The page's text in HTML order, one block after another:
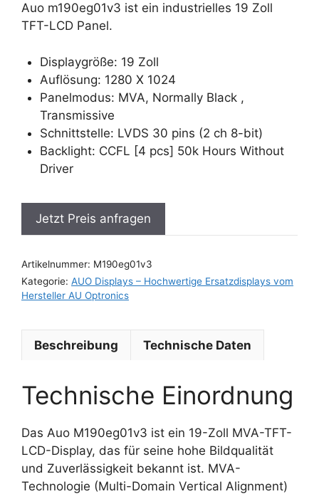
Auo m190eg01v3 ist ein industrielles 19 Zoll
TFT-LCD Panel.
Displaygröße: 19 Zoll
Auflösung: 1280 X 1024
Panelmodus: MVA, Normally Black ,
Transmissive
Schnittstelle: LVDS 30 pins (2 ch 8-bit)
Backlight: CCFL [4 pcs] 50k Hours Without
Driver
Jetzt Preis anfragen
Artikelnummer: M190eg01v3
Kategorie: AUO Displays – Hochwertige Ersatzdisplays vom
Hersteller AU Optronics
Beschreibung Technische Daten
Technische Einordnung
Das Auo M190eg01v3 ist ein 19-Zoll MVA-TFT-
LCD-Display, das für seine hohe Bildqualität
und Zuverlässigkeit bekannt ist. MVA-
Technologie (Multi-Domain Vertical Alignment)